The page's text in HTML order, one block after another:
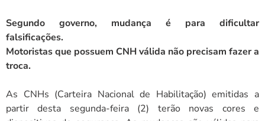
Segundo governo, mudança é para dificultar
falsificações.
Motoristas que possuem CNH válida não precisam fazer a
troca.
As CNHs (Carteira Nacional de Habilitação) emitidas a
partir desta segunda-feira (2) terão novas cores e